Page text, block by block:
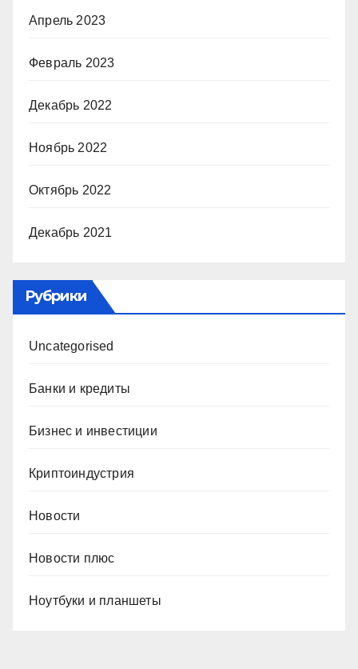
Апрель 2023
Февраль 2023
Декабрь 2022
Ноябрь 2022
Октябрь 2022
Декабрь 2021
Рубрики
Uncategorised
Банки и кредиты
Бизнес и инвестиции
Криптоиндустрия
Новости
Новости плюс
Ноутбуки и планшеты